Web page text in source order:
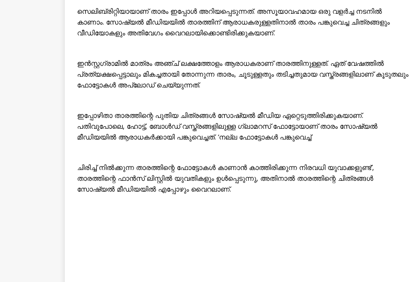
സെലിബ്രിറ്റിയായാണ് താരം ഇപ്പോൾ അറിയപ്പെടുന്നത്. അസൂയാവഹമായ ഒരു വളർച്ച നടനിൽ
കാണാം. സോഷ്യൽ മീഡിയയിൽ താരത്തിന് ആരാധകരുള്ളതിനാൽ താരം പങ്കുവെച്ച ചിത്രങ്ങളും
വീഡിയോകളും അതിവേഗം വൈറലായിക്കൊണ്ടിരിക്കുകയാണ്.
ഇൻസ്റ്റഗ്രാമിൽ മാത്രം അഞ്ച് ലക്ഷത്തോളം ആരാധകരാണ് താരത്തിനുള്ളത്. ഏത് വേഷത്തിൽ
പ്രത്യക്ഷപ്പെട്ടാലും മികച്ചതായി തോന്നുന്ന താരം, ചൂടുള്ളതും തടിച്ചതുമായ വസ്ത്രങ്ങളിലാണ് കൂടുതലും
ഫോട്ടോകൾ അപ്‌ലോഡ് ചെയ്യുന്നത്.
ഇപ്പോഴിതാ താരത്തിന്റെ പുതിയ ചിത്രങ്ങൾ സോഷ്യൽ മീഡിയ ഏറ്റെടുത്തിരിക്കുകയാണ്.
പതിവുപോലെ, ഹോട്ട്, ബോൾഡ് വസ്ത്രങ്ങളിലുള്ള ഗ്ലാമറസ് ഫോട്ടോയാണ് താരം സോഷ്യൽ
മീഡിയയിൽ ആരാധകർക്കായി പങ്കുവെച്ചത്. ‘നല്ല ഫോട്ടോകൾ പങ്കുവെച്ച്
ചിരിച്ച് നിൽക്കുന്ന താരത്തിന്റെ ഫോട്ടോകൾ കാണാൻ കാത്തിരിക്കുന്ന നിരവധി യുവാക്കളുണ്ട്’,
താരത്തിന്റെ ഫാൻസ് ലിസ്റ്റിൽ യുവതികളും ഉൾപ്പെടുന്നു, അതിനാൽ താരത്തിന്റെ ചിത്രങ്ങൾ
സോഷ്യൽ മീഡിയയിൽ എപ്പോഴും വൈറലാണ്.